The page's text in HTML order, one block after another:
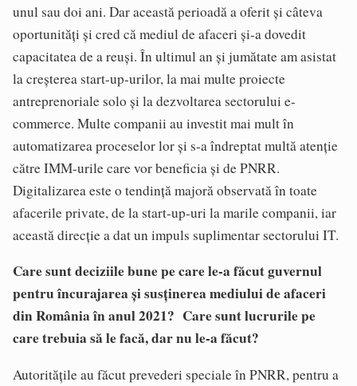
unul sau doi ani. Dar această perioadă a oferit și câteva
oportunități și cred că mediul de afaceri și-a dovedit
capacitatea de a reuși. În ultimul an și jumătate am asistat
la creșterea start-up-urilor, la mai multe proiecte
antreprenoriale solo și la dezvoltarea sectorului e-
commerce. Multe companii au investit mai mult în
automatizarea proceselor lor și s-a îndreptat multă atenție
către IMM-urile care vor beneficia și de PNRR.
Digitalizarea este o tendință majoră observată în toate
afacerile private, de la start-up-uri la marile companii, iar
această direcție a dat un impuls suplimentar sectorului IT.
Care sunt deciziile bune pe care le-a făcut guvernul
pentru încurajarea și susținerea mediului de afaceri
din România în anul 2021? Care sunt lucrurile pe
care trebuia să le facă, dar nu le-a făcut?
Autoritățile au făcut prevederi speciale în PNRR, pentru a